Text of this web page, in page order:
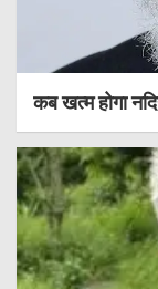
कब खत्म होगा